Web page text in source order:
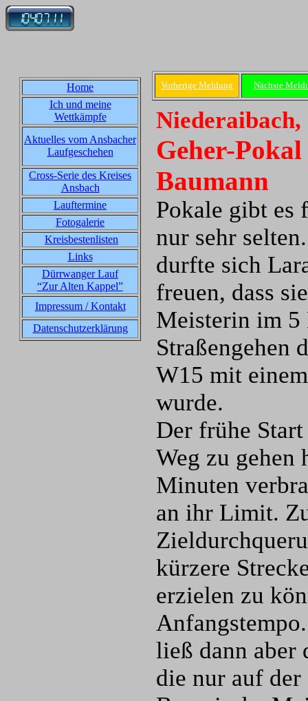
Home
Ich und meine
Wettkämpfe
Aktuelles vom Ansbacher
Laufgeschehen
Cross-Serie des Kreises
Ansbach
Lauftermine
Fotogalerie
Kreisbestenlisten
Links
Dürrwanger Lauf
“Zur Alten Kappel”
Impressum / Kontakt
Datenschutzerklärung
Vorherige Meldung Nächste
Niederaibach,
Geher-
Baumann
Pokale gibt es
nur sehr
durfte sich
freuen, dass
Meisterin im
Straßengehen
W15 mit
wurde.
Der frühe
Weg zu gehen
Minuten
an ihr Limit.
kürzere
erzielen zu
ließ dann aber
die nur auf der